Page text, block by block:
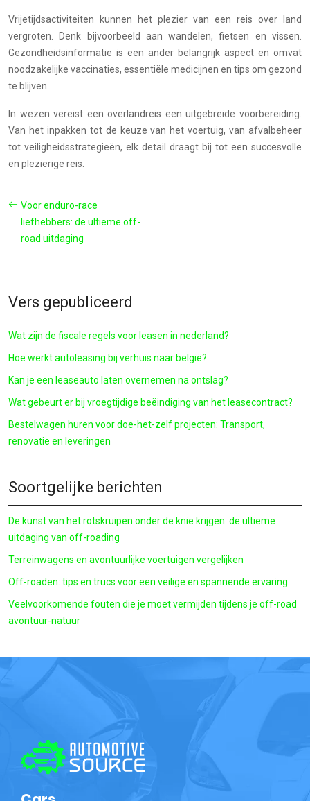
Vrijetijdsactiviteiten kunnen het plezier van een reis over land
vergroten. Denk bijvoorbeeld aan wandelen, fietsen en vissen.
Gezondheidsinformatie is een ander belangrijk aspect en omvat
noodzakelijke vaccinaties, essentiële medicijnen en tips om gezond
te blijven.
In wezen vereist een overlandreis een uitgebreide voorbereiding.
Van het inpakken tot de keuze van het voertuig, van afvalbeheer
tot veiligheidsstrategieën, elk detail draagt bij tot een succesvolle
en plezierige reis.
Voor enduro-race
liefhebbers: de ultieme off-
road uitdaging
Vers gepubliceerd
Wat zijn de fiscale regels voor leasen in nederland?
Hoe werkt autoleasing bij verhuis naar belgië?
Kan je een leaseauto laten overnemen na ontslag?
Wat gebeurt er bij vroegtijdige beëindiging van het leasecontract?
Bestelwagen huren voor doe-het-zelf projecten: Transport,
renovatie en leveringen
Soortgelijke berichten
De kunst van het rotskruipen onder de knie krijgen: de ultieme
uitdaging van off-roading
Terreinwagens en avontuurlijke voertuigen vergelijken
Off-roaden: tips en trucs voor een veilige en spannende ervaring
Veelvoorkomende fouten die je moet vermijden tijdens je off-road
avontuur-natuur